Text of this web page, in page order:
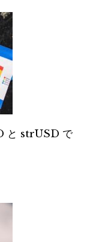
と strUSD で